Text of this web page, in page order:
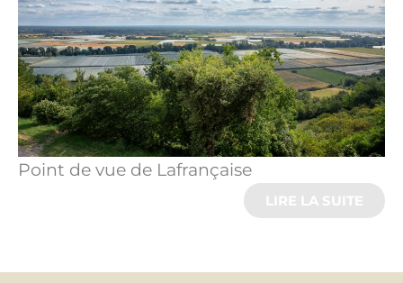
Point de vue de Lafrançaise
LIRE LA SUITE